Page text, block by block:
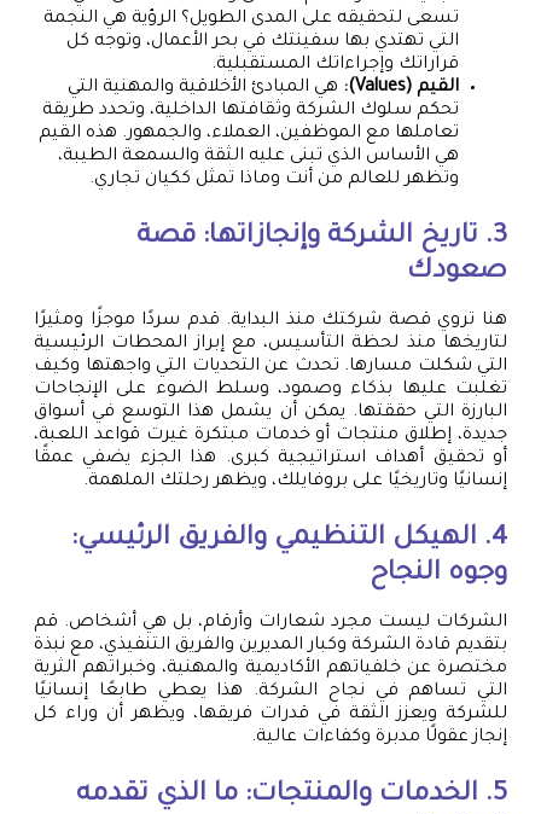
تسعى لتحقيقه على المدى الطويل؟ الرؤية هي النجمة
التي تهتدي بها سفينتك في بحر الأعمال، وتوجه كل
قراراتك وإجراءاتك المستقبلية.
القيم (Values):
هي المبادئ الأخلاقية والمهنية التي
تحكم سلوك الشركة وثقافتها الداخلية، وتحدد طريقة
تعاملها مع الموظفين، العملاء، والجمهور. هذه القيم
هي الأساس الذي تبنى عليه الثقة والسمعة الطيبة،
وتظهر للعالم من أنت وماذا تمثل ككيان تجاري.
3. تاريخ الشركة وإنجازاتها: قصة
صعودك
هنا تروي قصة شركتك منذ البداية. قدم سردًا موجزًا ومثيرًا
لتاريخها منذ لحظة التأسيس، مع إبراز المحطات الرئيسية
التي شكلت مسارها. تحدث عن التحديات التي واجهتها وكيف
تغلبت عليها بذكاء وصمود، وسلط الضوء على الإنجاحات
البارزة التي حققتها. يمكن أن يشمل هذا التوسع في أسواق
جديدة، إطلاق منتجات أو خدمات مبتكرة غيرت قواعد اللعبة،
أو تحقيق أهداف استراتيجية كبرى. هذا الجزء يضفي عمقًا
إنسانيًا وتاريخيًا على بروفايلك، ويظهر رحلتك الملهمة.
4. الهيكل التنظيمي والفريق الرئيسي:
وجوه النجاح
الشركات ليست مجرد شعارات وأرقام، بل هي أشخاص. قم
بتقديم قادة الشركة وكبار المديرين والفريق التنفيذي، مع نبذة
مختصرة عن خلفياتهم الأكاديمية والمهنية، وخبراتهم الثرية
التي تساهم في نجاح الشركة. هذا يعطي طابعًا إنسانيًا
للشركة ويعزز الثقة في قدرات فريقها، ويظهر أن وراء كل
إنجاز عقولًا مدبرة وكفاءات عالية.
5. الخدمات والمنتجات: ما الذي تقدمه